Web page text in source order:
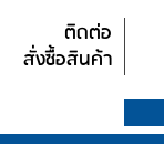
ติดต่อ
สั่งซื้อสินค้า